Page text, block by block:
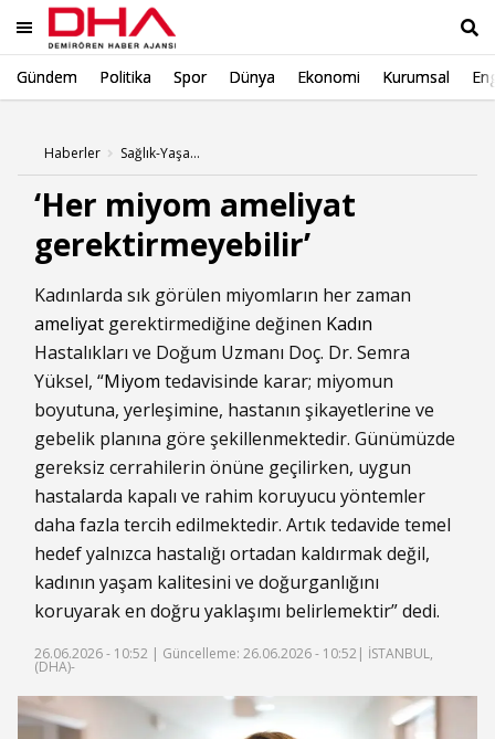
Gündem Politika Spor Dünya Ekonomi Kurumsal
Haberler Sağlık-Yaşam Haberleri
‘Her miyom ameliyat
gerektirmeyebilir’
Kadınlarda sık görülen miyomların her zaman
ameliyat gerektirmediğine değinen Kadın
Hastalıkları ve Doğum Uzmanı Doç. Dr. Semra
Yüksel, “Miyom tedavisinde karar; miyomun
boyutuna, yerleşimine, hastanın şikayetlerine ve
gebelik planına göre şekillenmektedir. Günümüzde
gereksiz cerrahilerin önüne geçilirken, uygun
hastalarda kapalı ve rahim koruyucu yöntemler
daha fazla tercih edilmektedir. Artık tedavide temel
hedef yalnızca hastalığı ortadan kaldırmak değil,
kadının yaşam kalitesini ve doğurganlığını
koruyarak en doğru yaklaşımı belirlemektir” dedi.
26.06.2026 - 10:52 | Güncelleme: 26.06.2026 - 10:52 | İSTANBUL,
(DHA)-